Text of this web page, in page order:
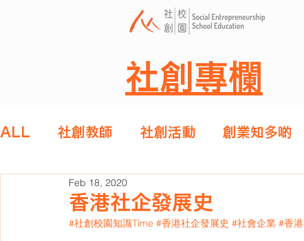
社創專欄
ALL 社創教師 社創活動 創業知多啲
香港社企發展史
Feb 18, 2020
#社創校園知識Time #香港社企發展史 #社會企業 #香港